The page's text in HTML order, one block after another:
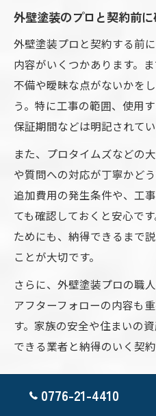
外壁塗装のプロと契約前
外壁塗装プロと契約する前
内容がいくつかあります。
不備や曖昧な点がないかを
う。特に工事の範囲、使用
保証期間などは明記されて
また、プロタイムズなどの
や質問への対応が丁寧かど
追加費用の発生条件や、工
ても確認しておくと安心で
ためにも、納得できるまで
ことが大切です。
さらに、外壁塗装プロの職
アフターフォローの内容も
す。家族の安全や住まいの
できる業者と納得のいく契
外壁塗装プロの工事中の
0776-21-4410